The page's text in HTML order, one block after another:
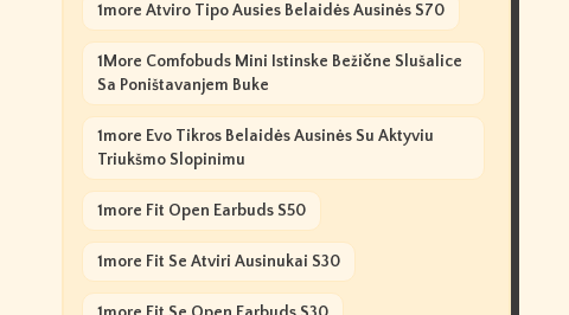
1more Atviro Tipo Ausies Belaidės Ausinės S70
1More Comfobuds Mini Istinske Bežične Slušalice
Sa Poništavanjem Buke
1more Evo Tikros Belaidės Ausinės Su Aktyviu
Triukšmo Slopinimu
1more Fit Open Earbuds S50
1more Fit Se Atviri Ausinukai S30